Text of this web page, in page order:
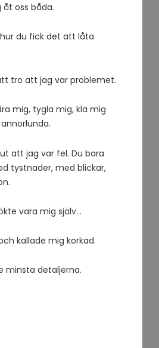
oss båda.
du fick det att låta
tro att jag var problemet.
mig, tygla mig, klä mig
att jag var fel. Du bara
tystnader, med blickar,
vara mig själv…
kallade mig korkad.
minsta detaljerna.